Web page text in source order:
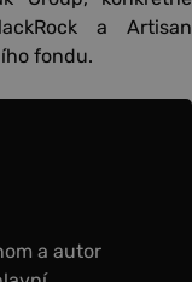
a Artisan
fondu.
a autor